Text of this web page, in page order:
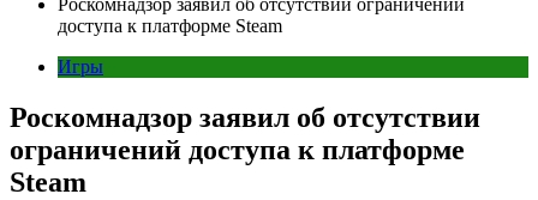
Роскомнадзор заявил об отсутствии ограничений
доступа к платформе Steam
Игры
Роскомнадзор заявил об отсутствии
ограничений доступа к платформе
Steam